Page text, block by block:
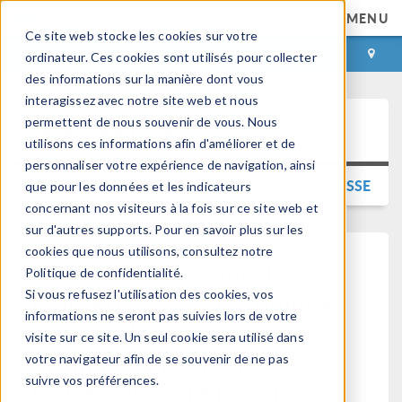
Ce site web stocke les cookies sur votre
ordinateur. Ces cookies sont utilisés pour collecter
des informations sur la manière dont vous
interagissez avec notre site web et nous
permettent de nous souvenir de vous. Nous
utilisons ces informations afin d'améliorer et de
personnaliser votre expérience de navigation, ainsi
que pour les données et les indicateurs
concernant nos visiteurs à la fois sur ce site web et
sur d'autres supports. Pour en savoir plus sur les
cookies que nous utilisons, consultez notre
Politique de confidentialité.
Si vous refusez l'utilisation des cookies, vos
informations ne seront pas suivies lors de votre
visite sur ce site. Un seul cookie sera utilisé dans
votre navigateur afin de se souvenir de ne pas
suivre vos préférences.
MENU
CONNEXION CONTACT
Press Release
RETOUR AUX COMMUNIQUÉS DE PRESSE
Un démonstrateur de
réacteur de fusion unique
au monde, conçu et
optimisé à l'aide de
COMSOL Multiphysics